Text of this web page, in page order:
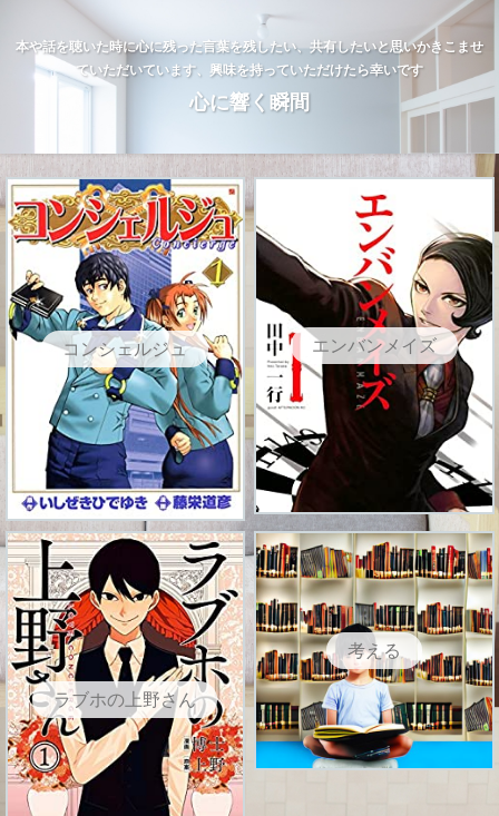
本や話を聴いた時に心に残った言葉を残したい、共有したいと思いかきこませ
ていただいています、興味を持っていただけたら幸いです
心に響く瞬間
コンシェルジュ エンバンメイズ
ラブホの上野さん
考える